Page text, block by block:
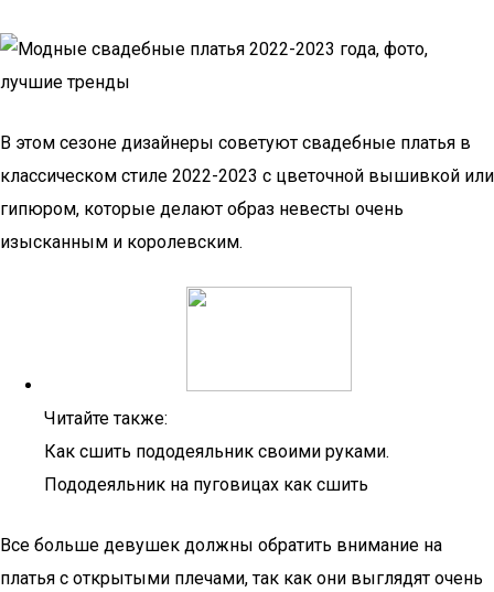
В этом сезоне дизайнеры советуют свадебные платья в
классическом стиле 2022-2023 с цветочной вышивкой или
гипюром, которые делают образ невесты очень
изысканным и королевским.
Читайте также:
Как сшить пододеяльник своими руками.
Пододеяльник на пуговицах как сшить
Все больше девушек должны обратить внимание на
платья с открытыми плечами, так как они выглядят очень